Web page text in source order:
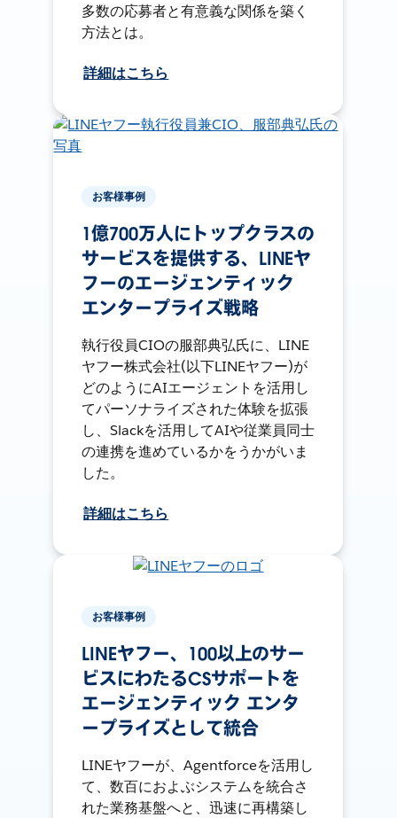
多数の応募者と有意義な関係を築く
方法とは。
詳細はこちら
お客様事例
1億700万人にトップクラスの
サービスを提供する、LINEヤ
フーのエージェンティック
エンタープライズ戦略
執行役員CIOの服部典弘氏に、LINE
ヤフー株式会社(以下LINEヤフー)が
どのようにAIエージェントを活用し
てパーソナライズされた体験を拡張
し、Slackを活用してAIや従業員同士
の連携を進めているかをうかがいま
した。
詳細はこちら
お客様事例
LINEヤフー、100以上のサー
ビスにわたるCSサポートを
エージェンティック エンタ
ープライズとして統合
LINEヤフーが、Agentforceを活用し
て、数百におよぶシステムを統合さ
れた業務基盤へと、迅速に再構築し